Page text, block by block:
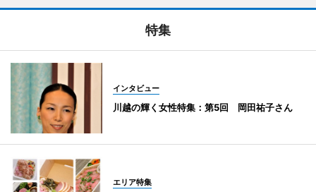
特集
インタビュー
川越の輝く女性特集：第5回 岡田祐子さん
エリア特集